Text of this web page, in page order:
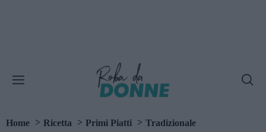
Home Ricetta Primi Piatti Tradizionale